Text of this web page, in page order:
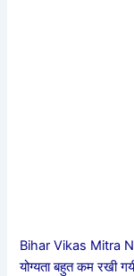
Bihar Vikas Mitra
योग्यता बहुत कम रखी